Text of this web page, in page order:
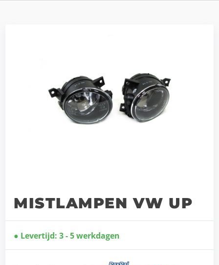
MISTLAMPEN VW UP
Levertijd: 3 - 5 werkdagen